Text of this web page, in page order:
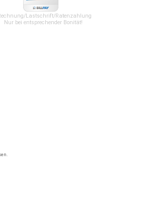
Lastschrift/Ratenzahlung
Nur bei entsprechender Bonität!